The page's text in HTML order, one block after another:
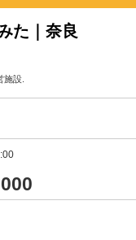
た｜奈良
施設.